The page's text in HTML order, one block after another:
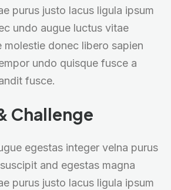
purus justo lacus ligula ipsum
undo augue luctus vitae
molestie donec libero sapien
undo quisque fusce a
fusce.
Challenge
egestas integer velna purus
and egestas magna
purus justo lacus ligula ipsum